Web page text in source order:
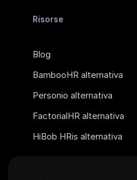
Risorse
Blog
BambooHR alternativa
Personio alternativa
FactorialHR alternativa
HiBob HRis alternativa